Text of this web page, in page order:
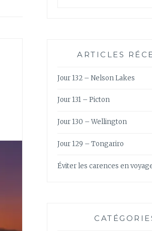
ARTICLES
Jour 132 – Nelson Lakes
Jour 131 – Picton
Jour 130 – Wellington
Jour 129 – Tongariro
Éviter les carences en